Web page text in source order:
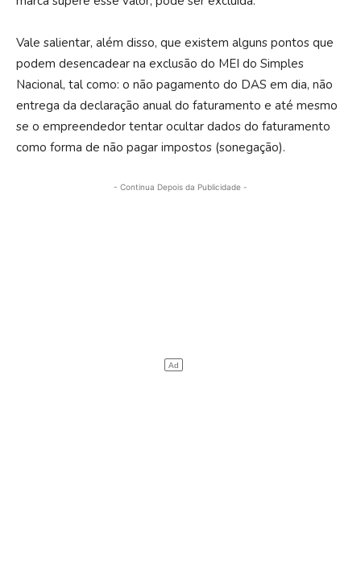
Vale salientar, além disso, que existem alguns pontos que
podem desencadear na exclusão do MEI do Simples
Nacional, tal como: o não pagamento do DAS em dia, não
entrega da declaração anual do faturamento e até mesmo
se o empreendedor tentar ocultar dados do faturamento
como forma de não pagar impostos (sonegação).
- Continua Depois da Publicidade -